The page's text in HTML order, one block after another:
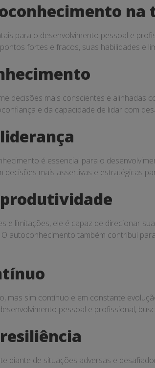
na
para o desenvolvimento pessoal e
fortes e fracos, suas habilidades e
decisões mais conscientes e alinhadas
e da capacidade de lidar com
é essencial para o
decisões mais assertivas e estratégicas
e limitações, ele é capaz de direcionar
autoconhecimento também contribui
sim contínuo e em constante
pessoal e profissional,
diante de situações adversas e